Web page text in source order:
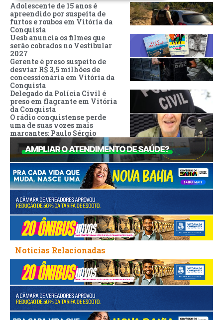
Adolescente de 15 anos é
apreendido por suspeita de
furtos e roubos em Vitória da
Conquista
Uesb anuncia os filmes que
serão cobrados no Vestibular
2027
Gerente é preso suspeito de
desviar R$ 3,5 milhões de
concessionária em Vitória da
Conquista
Delegado da Polícia Civil é
preso em flagrante em Vitória
da Conquista
O rádio conquistense perde
uma de suas vozes mais
marcantes: Paulo Sérgio
Noticias Relacionadas